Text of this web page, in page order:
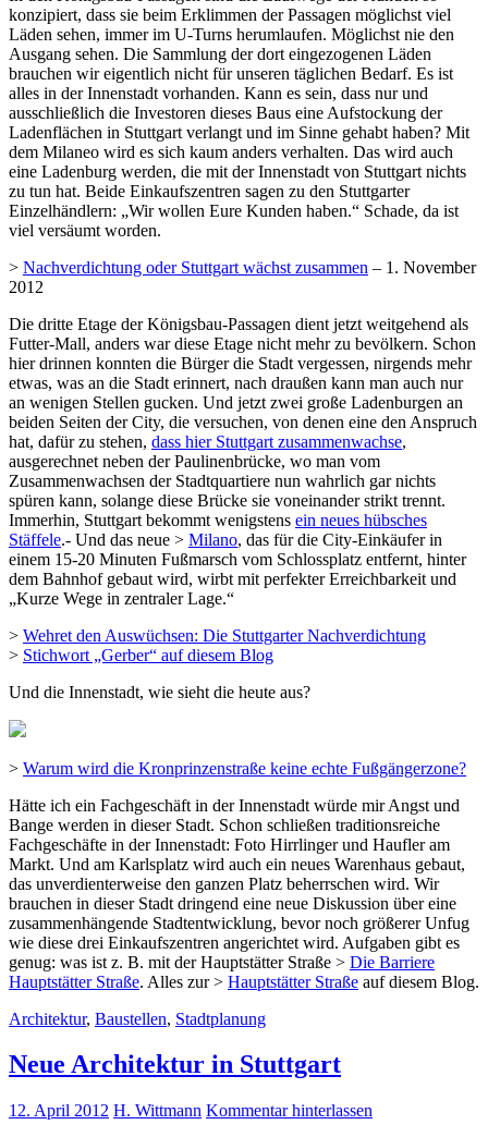
konzipiert, dass sie beim Erklimmen der Passagen möglichst viel
Läden sehen, immer im U-Turns herumlaufen. Möglichst nie den
Ausgang sehen. Die Sammlung der dort eingezogenen Läden
brauchen wir eigentlich nicht für unseren täglichen Bedarf. Es ist
alles in der Innenstadt vorhanden. Kann es sein, dass nur und
ausschließlich die Investoren dieses Baus eine Aufstockung der
Ladenflächen in Stuttgart verlangt und im Sinne gehabt haben? Mit
dem Milaneo wird es sich kaum anders verhalten. Das wird auch
eine Ladenburg werden, die mit der Innenstadt von Stuttgart nichts
zu tun hat. Beide Einkaufszentren sagen zu den Stuttgarter
Einzelhändlern: „Wir wollen Eure Kunden haben.“ Schade, da ist
viel versäumt worden.
> Nachverdichtung oder Stuttgart wächst zusammen – 1. November
2012
Die dritte Etage der Königsbau-Passagen dient jetzt weitgehend als
Futter-Mall, anders war diese Etage nicht mehr zu bevölkern. Schon
hier drinnen konnten die Bürger die Stadt vergessen, nirgends mehr
etwas, was an die Stadt erinnert, nach draußen kann man auch nur
an wenigen Stellen gucken. Und jetzt zwei große Ladenburgen an
beiden Seiten der City, die versuchen, von denen eine den Anspruch
hat, dafür zu stehen, dass hier Stuttgart zusammenwachse,
ausgerechnet neben der Paulinenbrücke, wo man vom
Zusammenwachsen der Stadtquartiere nun wahrlich gar nichts
spüren kann, solange diese Brücke sie voneinander strikt trennt.
Immerhin, Stuttgart bekommt wenigstens ein neues hübsches
Stäffele.- Und das neue > Milano, das für die City-Einkäufer in
einem 15-20 Minuten Fußmarsch vom Schlossplatz entfernt, hinter
dem Bahnhof gebaut wird, wirbt mit perfekter Erreichbarkeit und
„Kurze Wege in zentraler Lage.“
> Wehret den Auswüchsen: Die Stuttgarter Nachverdichtung
> Stichwort „Gerber“ auf diesem Blog
Und die Innenstadt, wie sieht die heute aus?
> Warum wird die Kronprinzenstraße keine echte Fußgängerzone?
Hätte ich ein Fachgeschäft in der Innenstadt würde mir Angst und
Bange werden in dieser Stadt. Schon schließen traditionsreiche
Fachgeschäfte in der Innenstadt: Foto Hirrlinger und Haufler am
Markt. Und am Karlsplatz wird auch ein neues Warenhaus gebaut,
das unverdienterweise den ganzen Platz beherrschen wird. Wir
brauchen in dieser Stadt dringend eine neue Diskussion über eine
zusammenhängende Stadtentwicklung, bevor noch größerer Unfug
wie diese drei Einkaufszentren angerichtet wird. Aufgaben gibt es
genug: was ist z. B. mit der Hauptstätter Straße > Die Barriere
Hauptstätter Straße. Alles zur > Hauptstätter Straße auf diesem Blog.
Architektur, Baustellen, Stadtplanung
Neue Architektur in Stuttgart
12. April 2012 H. Wittmann Kommentar hinterlassen